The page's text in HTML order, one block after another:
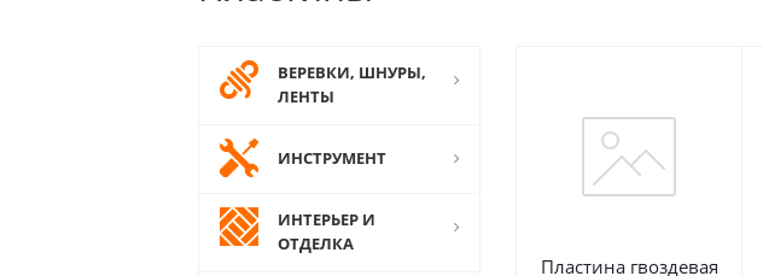
Пластина гвоздевая
ВЕРЕВКИ, ШНУРЫ,
ЛЕНТЫ
ИНСТРУМЕНТ
ИНТЕРЬЕР И
ОТДЕЛКА